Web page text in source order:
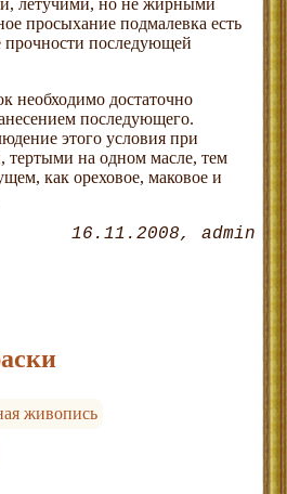
летучими, но не жирными
просыхание подмалевка есть
прочности последующей
необходимо достаточно
последующего.
этого условия при
тертыми на одном масле, тем
как ореховое, маковое и
16.11.2008 admin
живопись